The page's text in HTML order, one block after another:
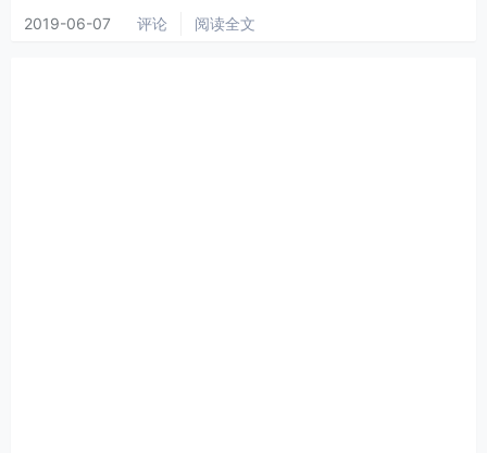
2019-06-07
评论 阅读全文